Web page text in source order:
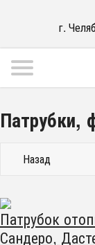
г.
Патрубки,
Назад
Патрубок
Сандеро,